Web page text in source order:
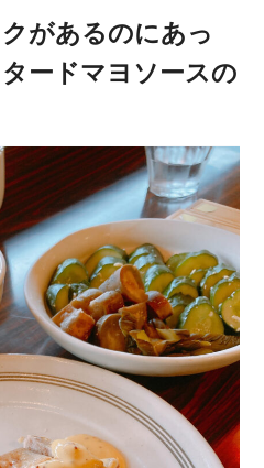
クがあるのにあっ
ードマヨソースの